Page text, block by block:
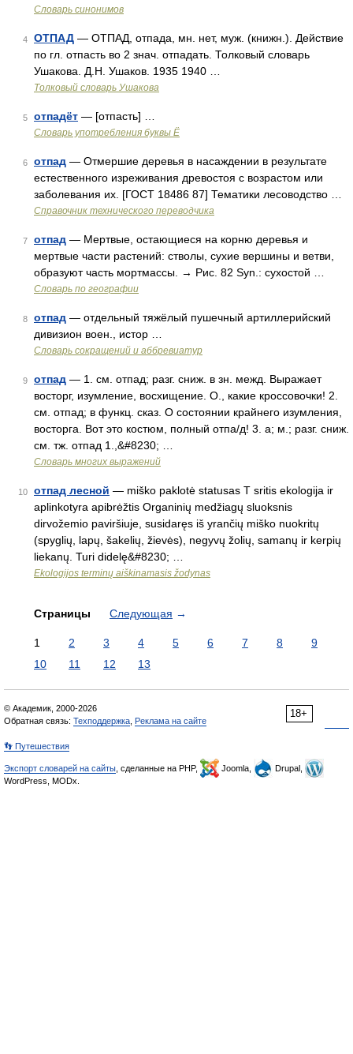
Словарь синонимов
4 ОТПАД — ОТПАД, отпада, мн. нет, муж. (книжн.). Действие
по гл. отпасть во 2 знач. отпадать. Толковый словарь
Ушакова. Д.Н. Ушаков. 1935 1940 …
Толковый словарь Ушакова
5 отпадёт — [отпасть] …
Словарь употребления буквы Ё
6 отпад — Отмершие деревья в насаждении в результате
естественного изреживания древостоя с возрастом или
заболевания их. [ГОСТ 18486 87] Тематики лесоводство …
Справочник технического переводчика
7 отпад — Мертвые, остающиеся на корню деревья и
мертвые части растений: стволы, сухие вершины и ветви,
образуют часть мортмассы. → Рис. 82 Syn.: сухостой …
Словарь по географии
8 отпад — отдельный тяжёлый пушечный артиллерийский
дивизион воен., истор …
Словарь сокращений и аббревиатур
9 отпад — 1. см. отпад; разг. сниж. в зн. межд. Выражает
восторг, изумление, восхищение. О., какие кроссовочки! 2.
см. отпад; в функц. сказ. О состоянии крайнего изумления,
восторга. Вот это костюм, полный отпа/д! 3. а; м.; разг. сниж.
см. тж. отпад 1.,&#8230; …
Словарь многих выражений
10 отпад лесной — miško paklotė statusas T sritis ekologija ir
aplinkotyra apibrėžtis Organinių medžiagų sluoksnis
dirvožemio paviršiuje, susidaręs iš yrančių miško nuokritų
(spyglių, lapų, šakelių, žievės), negyvų žolių, samanų ir kerpių
liekanų. Turi didelę&#8230; …
Ekologijos terminų aiškinamasis žodynas
Страницы Следующая →
1 2 3 4 5 6 7 8
9
10
11 12 13
18+
© Академик, 2000-2026
Обратная связь: Техподдержка Реклама на сайте
👣 Путешествия
Экспорт словарей на сайты , сделанные на PHP, Joomla,
Drupal,
WordPress, MODx.